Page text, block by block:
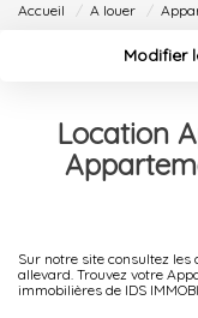
Accueil A louer
Modifier
Type de bien
Créer une
Location
Sur notre site consultez
allevard. Trouvez votre
immobilières de IDS